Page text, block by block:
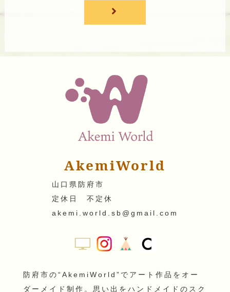
AkemiWorld
山口県防府市
定休日 不定休
akemi.world.sb@gmail.com
防府市の“AkemiWorld”でアート作品をオー
ダーメイド制作。思い出をハンドメイドのスク